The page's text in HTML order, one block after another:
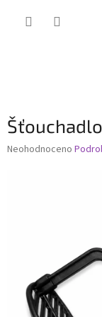
Průměrné
Neohodnoceno